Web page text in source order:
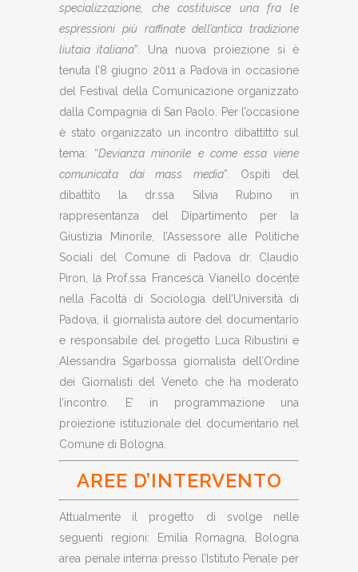
specializzazione, che costituisce una fra le
espressioni più raffinate dell’antica tradizione
liutaia italiana”. Una nuova proiezione si è
tenuta l’8 giugno 2011 a Padova in occasione
del Festival della Comunicazione organizzato
dalla Compagnia di San Paolo. Per l’occasione
è stato organizzato un incontro dibattitto sul
tema: “Devianza minorile e come essa viene
comunicata dai mass media”. Ospiti del
dibattito la dr.ssa Silvia Rubino in
rappresentanza del Dipartimento per la
Giustizia Minorile, l’Assessore alle Politiche
Sociali del Comune di Padova dr. Claudio
Piron, la Prof.ssa Francesca Vianello docente
nella Facoltà di Sociologia dell’Università di
Padova, il giornalista autore del documentario
e responsabile del progetto Luca Ribustini e
Alessandra Sgarbossa giornalista dell’Ordine
dei Giornalisti del Veneto che ha moderato
l’incontro. E’ in programmazione una
proiezione istituzionale del documentario nel
Comune di Bologna.
AREE D’INTERVENTO
Attualmente il progetto di svolge nelle
seguenti regioni: Emilia Romagna, Bologna
area penale interna presso l’Istituto Penale per